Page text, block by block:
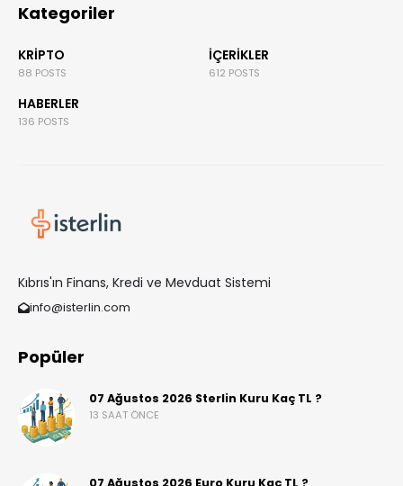
Kategoriler
KRIPTO
88 POSTS
İÇERIKLER
612 POSTS
HABERLER
136 POSTS
Kıbrıs'ın Finans, Kredi ve Mevduat Sistemi
info@isterlin.com
Popüler
07 Ağustos 2026 Sterlin Kuru Kaç TL ?
13 SAAT ÖNCE